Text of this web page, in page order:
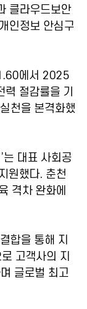
클라우드보안
인정보 안심구
에서 2025
절감률을 기
천을 본격화했
는 대표 사회공
원했다. 춘천
격차 완화에
합을 통해 지
고객사의 지
글로벌 최고